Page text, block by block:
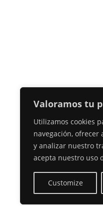
Valoramos tu
Utilizamos cookies
navegación, ofrecer
y analizar nuestro
acepta nuestro uso
Customize